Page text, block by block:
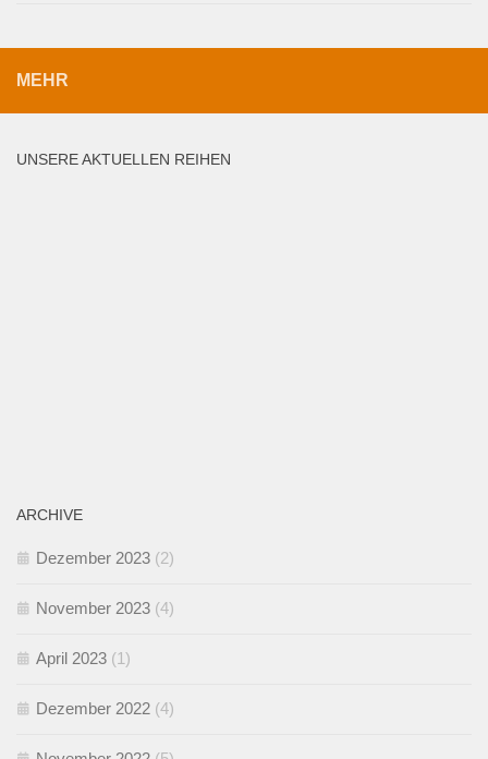
MEHR
UNSERE AKTUELLEN REIHEN
ARCHIVE
Dezember 2023 (2)
November 2023 (4)
April 2023 (1)
Dezember 2022 (4)